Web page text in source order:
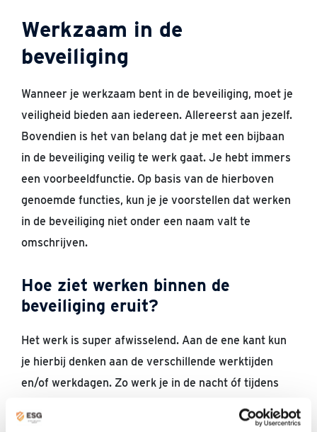
Werkzaam in de
beveiliging
Wanneer je werkzaam bent in de beveiliging, moet je
veiligheid bieden aan iedereen. Allereerst aan jezelf.
Bovendien is het van belang dat je met een bijbaan
in de beveiliging veilig te werk gaat. Je hebt immers
een voorbeeldfunctie. Op basis van de hierboven
genoemde functies, kun je je voorstellen dat werken
in de beveiliging niet onder een naam valt te
omschrijven.
Hoe ziet werken binnen de
beveiliging eruit?
Het werk is super afwisselend. Aan de ene kant kun
je hierbij denken aan de verschillende werktijden
en/of werkdagen. Zo werk je in de nacht óf tijdens
het werken met verschillende soorten mensen, op